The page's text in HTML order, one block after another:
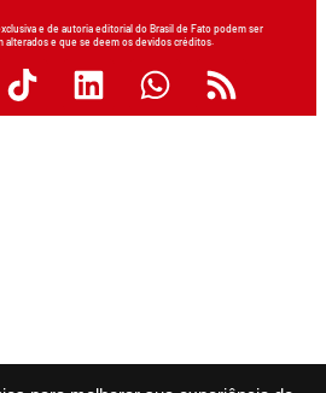
e de autoria editorial do Brasil de Fato podem ser
alterados e que se deem os devidos créditos.